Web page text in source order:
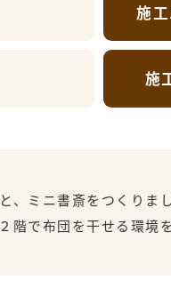
施
施
、ミニ書斎をつくりま
階で布団を干せる環境